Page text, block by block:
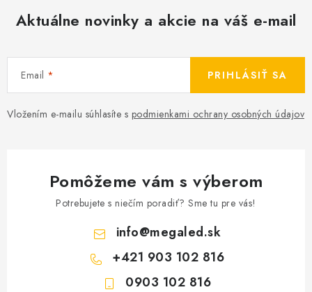
Aktuálne novinky a akcie na váš e-mail
Email
Vložením e-mailu súhlasíte s podmienkami ochrany osobných údajov
PRIHLÁSIŤ SA
Pomôžeme vám s výberom
Potrebujete s niečím poradiť? Sme tu pre vás!
info@megaled.sk
+421 903 102 816
0903 102 816